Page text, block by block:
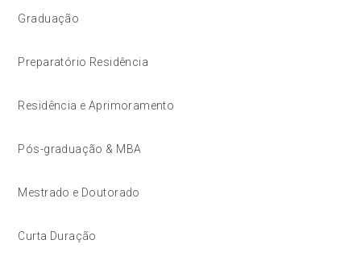
Graduação
Preparatório Residência
Residência e Aprimoramento
Pós-graduação & MBA
Mestrado e Doutorado
Curta Duração